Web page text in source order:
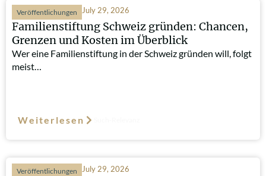
Veröffentlichungen July 29, 2026
Familienstiftung Schweiz gründen: Chancen,
Grenzen und Kosten im Überblick
Wer eine Familienstiftung in der Schweiz gründen will, folgt
meist…
Weiterlesen
Veröffentlichungen July 29, 2026